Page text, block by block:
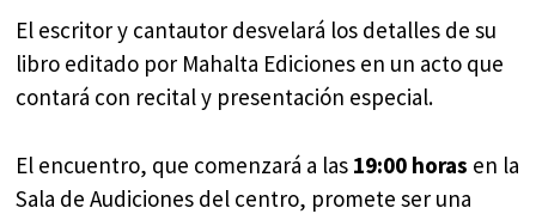
El escritor y cantautor desvelará los detalles de su
libro editado por Mahalta Ediciones en un acto que
contará con recital y presentación especial.
El encuentro, que comenzará a las 19:00 horas en la
Sala de Audiciones del centro, promete ser una